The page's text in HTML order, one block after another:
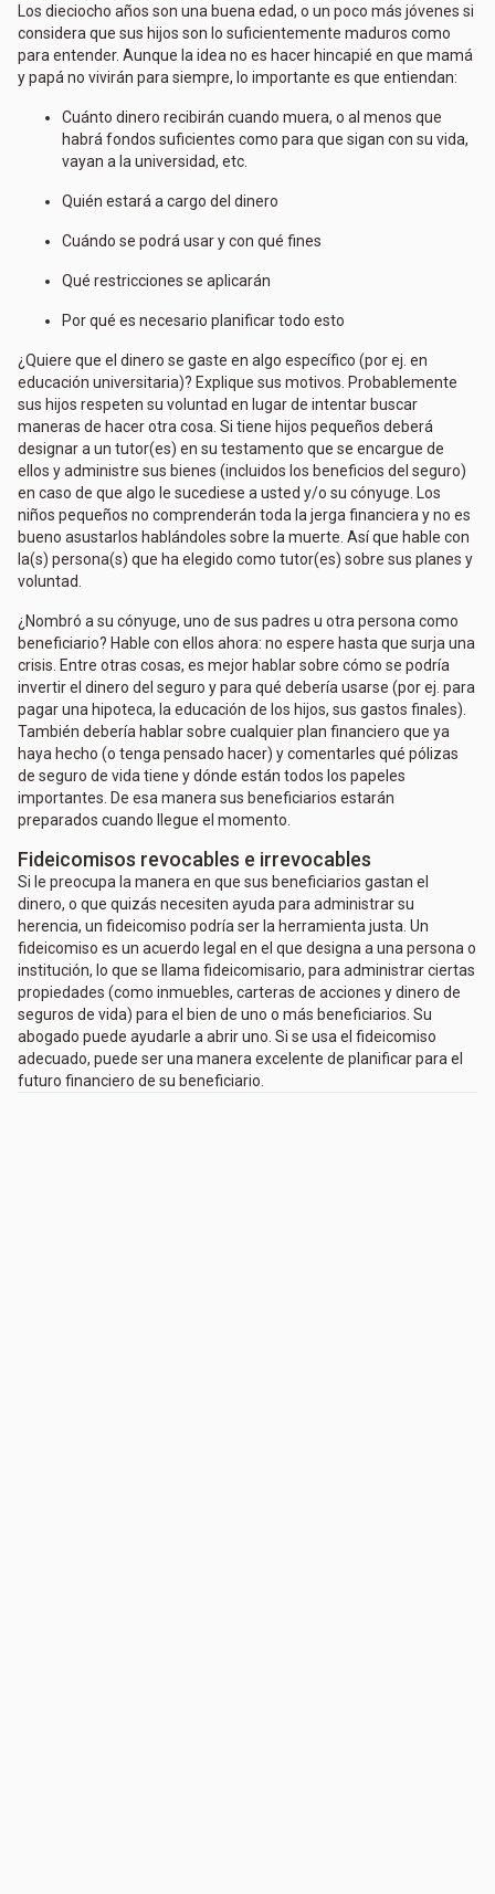
Los dieciocho años son una buena edad, o un poco más jóvenes si
considera que sus hijos son lo suficientemente maduros como
para entender. Aunque la idea no es hacer hincapié en que mamá
y papá no vivirán para siempre, lo importante es que entiendan:
Cuánto dinero recibirán cuando muera, o al menos que
habrá fondos suficientes como para que sigan con su vida,
vayan a la universidad, etc.
Quién estará a cargo del dinero
Cuándo se podrá usar y con qué fines
Qué restricciones se aplicarán
Por qué es necesario planificar todo esto
¿Quiere que el dinero se gaste en algo específico (por ej. en
educación universitaria)? Explique sus motivos. Probablemente
sus hijos respeten su voluntad en lugar de intentar buscar
maneras de hacer otra cosa. Si tiene hijos pequeños deberá
designar a un tutor(es) en su testamento que se encargue de
ellos y administre sus bienes (incluidos los beneficios del seguro)
en caso de que algo le sucediese a usted y/o su cónyuge. Los
niños pequeños no comprenderán toda la jerga financiera y no es
bueno asustarlos hablándoles sobre la muerte. Así que hable con
la(s) persona(s) que ha elegido como tutor(es) sobre sus planes y
voluntad.
¿Nombró a su cónyuge, uno de sus padres u otra persona como
beneficiario? Hable con ellos ahora: no espere hasta que surja una
crisis. Entre otras cosas, es mejor hablar sobre cómo se podría
invertir el dinero del seguro y para qué debería usarse (por ej. para
pagar una hipoteca, la educación de los hijos, sus gastos finales).
También debería hablar sobre cualquier plan financiero que ya
haya hecho (o tenga pensado hacer) y comentarles qué pólizas
de seguro de vida tiene y dónde están todos los papeles
importantes. De esa manera sus beneficiarios estarán
preparados cuando llegue el momento.
Fideicomisos revocables e irrevocables
Si le preocupa la manera en que sus beneficiarios gastan el
dinero, o que quizás necesiten ayuda para administrar su
herencia, un fideicomiso podría ser la herramienta justa. Un
fideicomiso es un acuerdo legal en el que designa a una persona o
institución, lo que se llama fideicomisario, para administrar ciertas
propiedades (como inmuebles, carteras de acciones y dinero de
seguros de vida) para el bien de uno o más beneficiarios. Su
abogado puede ayudarle a abrir uno. Si se usa el fideicomiso
adecuado, puede ser una manera excelente de planificar para el
futuro financiero de su beneficiario.